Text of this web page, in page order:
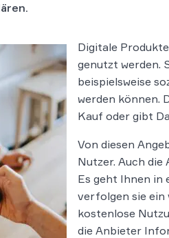
Digitale
genutzt werden.
beispielsweise
werden können.
Kauf oder gibt
Von diesen
Nutzer. Auch die
Es geht Ihnen in
verfolgen sie ein
kostenlose
die Anbieter